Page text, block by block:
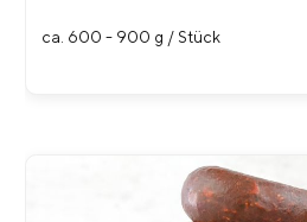
ca. 600 - 900 g / Stück